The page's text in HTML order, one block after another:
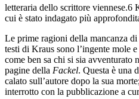
letteraria dello scrittore viennese.6
cui è stato indagato più
Le prime ragioni della mancanza
testi di Kraus sono l’ingente mole
come ben sa chi si sia avventurato
pagine della Fackel. Questa è una
calato sull’autore dopo la sua
interrotto con la pubblicazione a